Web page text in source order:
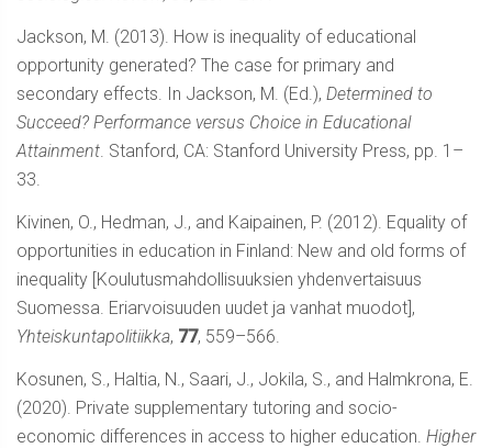
Jackson, M. (2013). How is inequality of educational
opportunity generated? The case for primary and
secondary effects. In Jackson, M. (Ed.), Determined to
Succeed? Performance versus Choice in Educational
Attainment . Stanford, CA: Stanford University Press, pp. 1–
33.
Kivinen, O., Hedman, J., and Kaipainen, P. (2012). Equality of
opportunities in education in Finland: New and old forms of
inequality [Koulutusmahdollisuuksien yhdenvertaisuus
Suomessa. Eriarvoisuuden uudet ja vanhat muodot],
Yhteiskuntapolitiikka, 77, 559–566.
Kosunen, S., Haltia, N., Saari, J., Jokila, S., and Halmkrona, E.
(2020). Private supplementary tutoring and socio-
economic differences in access to higher education. Higher